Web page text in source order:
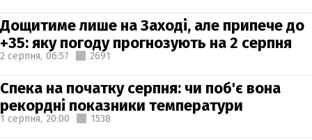
Дощитиме лише на Заході, але припече до
+35: яку погоду прогнозують на 2 серпня
2 серпня, 06:57 2691
Спека на початку серпня: чи поб'є вона
рекордні показники температури
1 серпня, 20:00 1538